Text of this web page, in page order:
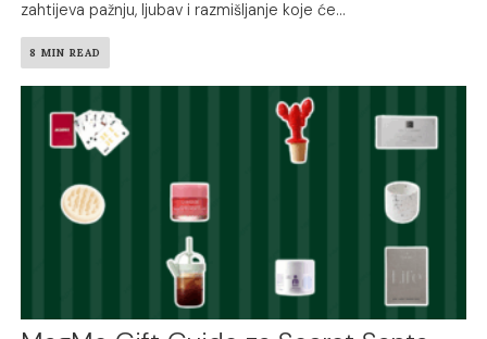
zahtijeva pažnju, ljubav i razmišljanje koje će...
8 MIN READ